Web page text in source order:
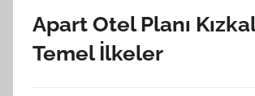
Apart Otel Planı
Temel İlkeler